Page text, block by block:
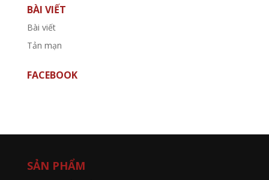
BÀI VIẾT
Bài viết
Tản mạn
FACEBOOK
SẢN PHẨM